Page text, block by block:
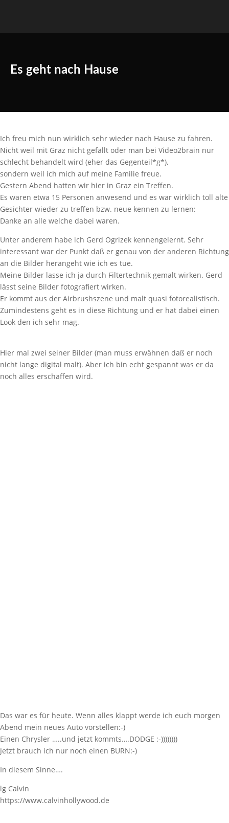
Es geht nach Hause
Ich freu mich nun wirklich sehr wieder nach Hause zu fahren.
Nicht weil mit Graz nicht gefällt oder man bei Video2brain nur
schlecht behandelt wird (eher das Gegenteil*g*),
sondern weil ich mich auf meine Familie freue.
Gestern Abend hatten wir hier in Graz ein Treffen.
Es waren etwa 15 Personen anwesend und es war wirklich toll alte
Gesichter wieder zu treffen bzw. neue kennen zu lernen:
Danke an alle welche dabei waren.
Unter anderem habe ich Gerd Ogrizek kennengelernt. Sehr
interessant war der Punkt daß er genau von der anderen Richtung
an die Bilder herangeht wie ich es tue.
Meine Bilder lasse ich ja durch Filtertechnik gemalt wirken. Gerd
lässt seine Bilder fotografiert wirken.
Er kommt aus der Airbrushszene und malt quasi fotorealistisch.
Zumindestens geht es in diese Richtung und er hat dabei einen
Look den ich sehr mag.
Hier mal zwei seiner Bilder (man muss erwähnen daß er noch
nicht lange digital malt). Aber ich bin echt gespannt was er da
noch alles erschaffen wird.
Das war es für heute. Wenn alles klappt werde ich euch morgen
Abend mein neues Auto vorstellen:-)
Einen Chrysler …..und jetzt kommts….DODGE :-))))))))
Jetzt brauch ich nur noch einen BURN:-)
In diesem Sinne….
lg Calvin
https://www.calvinhollywood.de